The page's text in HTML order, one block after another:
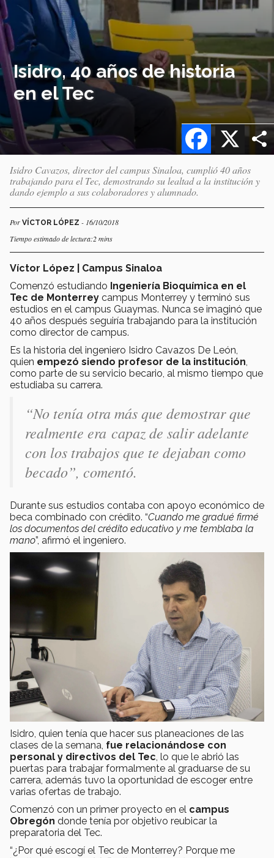
Isidro, 40 años de historia
en el Tec
X
Facebook
Isidro Cavazos, director del campus Sinaloa, cumplió 40 años
trabajando para el Tec, demostrando su lealtad a la institución y
dando ejemplo a sus colaboradores y alumnado.
Por VÍCTOR LÓPEZ - 16/10/2018
Tiempo estimado de lectura:2 mins
Víctor López | Campus Sinaloa
Comenzó estudiando Ingeniería Bioquímica en el
Tec de Monterrey campus Monterrey y terminó sus
estudios en el campus Guaymas. Nunca se imaginó que
40 años después seguiría trabajando para la institución
como director de campus.
Es la historia del ingeniero Isidro Cavazos De León,
quien empezó siendo profesor de la institución
como parte de su servicio becario, al mismo tiempo que
estudiaba su carrera.
“No tenía otra más que demostrar que
realmente era capaz de salir adelante
con los trabajos que te dejaban como
becado”, comentó.
Durante sus estudios contaba con apoyo económico de
beca combinado con crédito. “Cuando me gradué firmé
los documentos del crédito educativo y me temblaba la
mano”, afirmó el ingeniero.
Isidro, quien tenía que hacer sus planeaciones de las
clases de la semana, fue relacionándose con
personal y directivos del Tec, lo que le abrió las
puertas para trabajar formalmente al graduarse de su
carrera, además tuvo la oportunidad de escoger entre
varias ofertas de trabajo.
Comenzó con un primer proyecto en el campus
Obregón donde tenía por objetivo reubicar la
preparatoria del Tec.
“¿Por qué escogí el Tec de Monterrey? Porque me